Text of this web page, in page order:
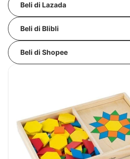
Beli di Lazada
Beli di Blibli
Beli di Shopee